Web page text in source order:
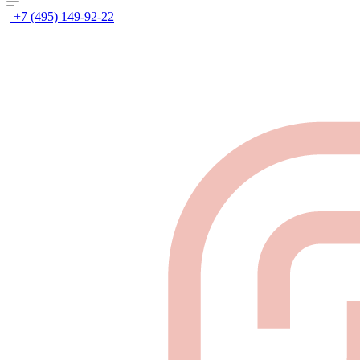
+7 (495) 149-92-22